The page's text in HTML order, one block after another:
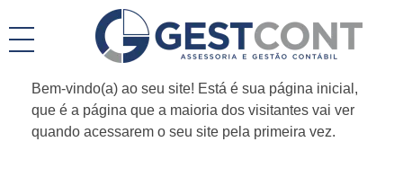
Bem-vindo(a) ao seu site! Está é sua página inicial,
que é a página que a maioria dos visitantes vai ver
quando acessarem o seu site pela primeira vez.